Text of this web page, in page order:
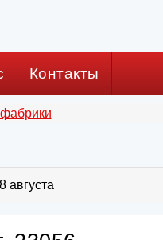
Контакты
августа